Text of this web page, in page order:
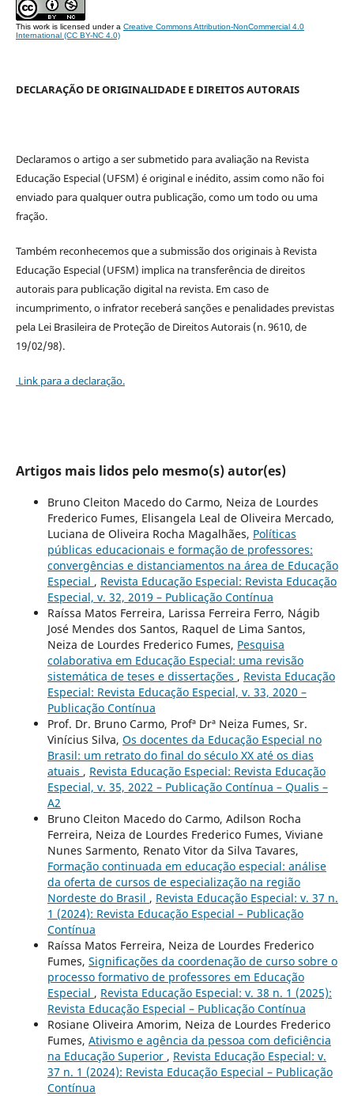
This work is licensed under a Creative Commons Attribution-NonCommercial 4.0
International (CC BY-NC 4.0)
DECLARAÇÃO DE ORIGINALIDADE E DIREITOS AUTORAIS
Declaramos o artigo a ser submetido para avaliação na Revista
Educação Especial (UFSM) é original e inédito, assim como não foi
enviado para qualquer outra publicação, como um todo ou uma
fração.
Também reconhecemos que a submissão dos originais à Revista
Educação Especial (UFSM) implica na transferência de direitos
autorais para publicação digital na revista. Em caso de
incumprimento, o infrator receberá sanções e penalidades previstas
pela Lei Brasileira de Proteção de Direitos Autorais (n. 9610, de
19/02/98).
Link para a declaração.
Artigos mais lidos pelo mesmo(s) autor(es)
Bruno Cleiton Macedo do Carmo, Neiza de Lourdes
Frederico Fumes, Elisangela Leal de Oliveira Mercado,
Luciana de Oliveira Rocha Magalhães, Políticas
públicas educacionais e formação de professores:
convergências e distanciamentos na área de Educação
Especial , Revista Educação Especial: Revista Educação
Especial, v. 32, 2019 – Publicação Contínua
Raíssa Matos Ferreira, Larissa Ferreira Ferro, Nágib
José Mendes dos Santos, Raquel de Lima Santos,
Neiza de Lourdes Frederico Fumes, Pesquisa
colaborativa em Educação Especial: uma revisão
sistemática de teses e dissertações , Revista Educação
Especial: Revista Educação Especial, v. 33, 2020 –
Publicação Contínua
Prof. Dr. Bruno Carmo, Profª Drª Neiza Fumes, Sr.
Vinícius Silva, Os docentes da Educação Especial no
Brasil: um retrato do final do século XX até os dias
atuais , Revista Educação Especial: Revista Educação
Especial, v. 35, 2022 – Publicação Contínua – Qualis –
A2
Bruno Cleiton Macedo do Carmo, Adilson Rocha
Ferreira, Neiza de Lourdes Frederico Fumes, Viviane
Nunes Sarmento, Renato Vitor da Silva Tavares,
Formação continuada em educação especial: análise
da oferta de cursos de especialização na região
Nordeste do Brasil , Revista Educação Especial: v. 37 n.
1 (2024): Revista Educação Especial – Publicação
Contínua
Raíssa Matos Ferreira, Neiza de Lourdes Frederico
Fumes, Significações da coordenação de curso sobre o
processo formativo de professores em Educação
Especial , Revista Educação Especial: v. 38 n. 1 (2025):
Revista Educação Especial – Publicação Contínua
Rosiane Oliveira Amorim, Neiza de Lourdes Frederico
Fumes, Ativismo e agência da pessoa com deficiência
na Educação Superior , Revista Educação Especial: v.
37 n. 1 (2024): Revista Educação Especial – Publicação
Contínua